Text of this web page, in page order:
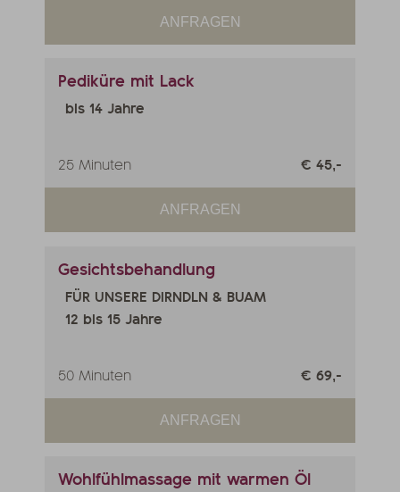
ANFRAGEN
Pediküre mit Lack
bis 14 Jahre
25 Minuten € 45,-
ANFRAGEN
Gesichtsbehandlung
FÜR UNSERE DIRNDLN & BUAM
12 bis 15 Jahre
50 Minuten € 69,-
ANFRAGEN
Wohlfühlmassage mit warmen Öl